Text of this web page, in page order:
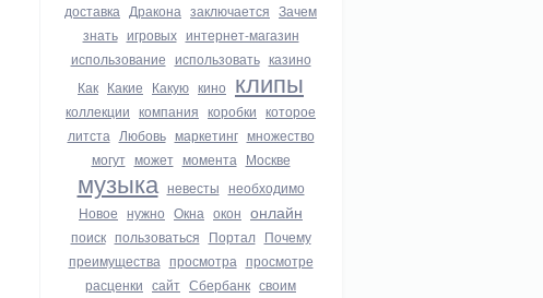
доставка Дракона заключается Зачем
знать игровых интернет-магазин
использование использовать казино
Как Какие Какую кино клипы
коллекции компания коробки которое
литста Любовь маркетинг множество
могут может момента Москве
музыка невесты необходимо
Новое нужно Окна окон онлайн
поиск пользоваться Портал Почему
преимущества просмотра просмотре
расценки сайт Сбербанк своим